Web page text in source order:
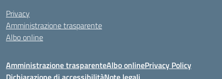
Privacy
Amministrazione trasparente
Albo online
Amministrazione trasparenteAlbo onlinePrivacy Policy